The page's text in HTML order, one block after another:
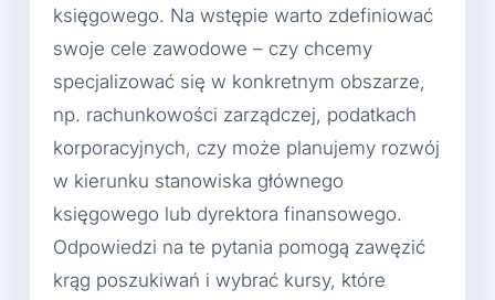
księgowego. Na wstępie warto zdefiniować
swoje cele zawodowe – czy chcemy
specjalizować się w konkretnym obszarze,
np. rachunkowości zarządczej, podatkach
korporacyjnych, czy może planujemy rozwój
w kierunku stanowiska głównego
księgowego lub dyrektora finansowego.
Odpowiedzi na te pytania pomogą zawęzić
krąg poszukiwań i wybrać kursy, które